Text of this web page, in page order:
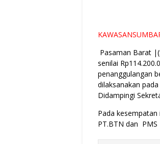
Pasaman Barat
senilai
penanggulangan
dilaksanakan
Didampingi
Pada
PT.BTN dan PMS